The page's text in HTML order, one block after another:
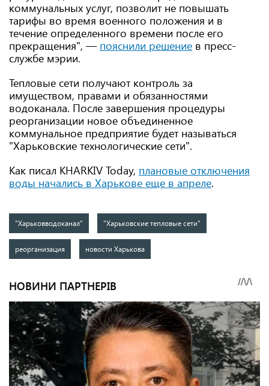
коммунальных услуг, позволит не повышать
тарифы во время военного положения и в
течение определенного времени после его
прекращения", — пояснили решение в пресс-
службе мэрии.
Тепловые сети получают контроль за
имуществом, правами и обязанностями
водоканала. После завершения процедуры
реорганизации новое объединенное
коммунальное предприятие будет называться
"Харьковские технологические сети".
Как писал KHARKIV Today, плановые отключения
воды начались в Харькове еще в апреле.
"Харьковводоканал" "Харьковские тепловые сети"
реорганизация новости Харькова